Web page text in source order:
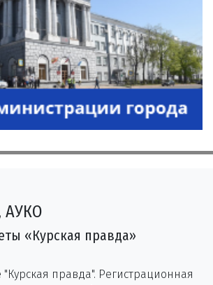
АУКО
«Курская правда»
правда". Регистрационная